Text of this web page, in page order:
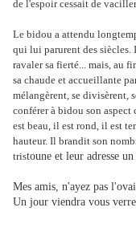
de l'espoir cessait de
Le bidou a attendu
qui lui parurent des siècles.
ravaler sa fierté... mais, au
sa chaude et accueillante
mélangèrent, se divisèrent,
conférer à bidou son
est beau, il est rond, il est
hauteur. Il brandit son
tristoune et leur adresse
Mes amis, n'ayez pas
Un jour viendra vous